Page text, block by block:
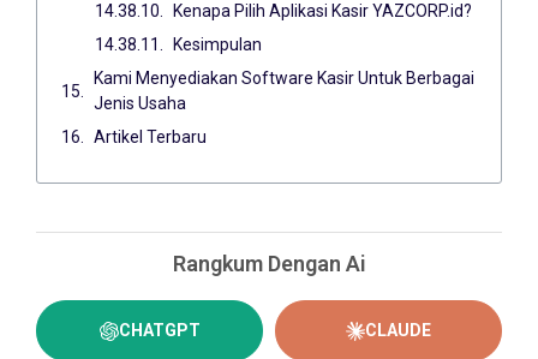
Kenapa Pilih Aplikasi Kasir YAZCORP.id?
Kesimpulan
Kami Menyediakan Software Kasir Untuk Berbagai
Jenis Usaha
Artikel Terbaru
Rangkum Dengan Ai
CHATGPT CLAUDE